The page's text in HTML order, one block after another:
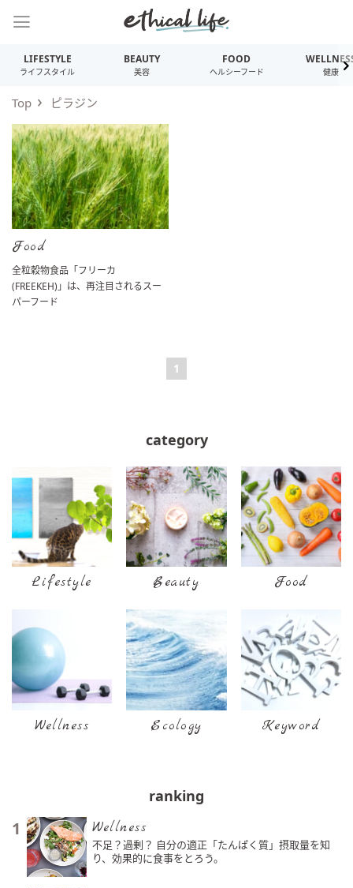
LIFESTYLE
ライフスタイル
BEAUTY
美容
FOOD
ヘルシーフード 健康
Top ピラジン
Food
全粒穀物食品「フリーカ
(FREEKEH)」は、再注目されるスー
パーフード
1
category
Lifestyle Beauty Food
Wellness Ecology Keyword
ranking
1 Wellness
不足？過剰？ 自分の適正「たんぱく質」摂取量を知
り、効果的に食事をとろう。